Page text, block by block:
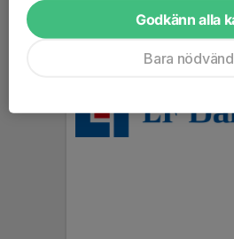
Godkänn alla
Bara